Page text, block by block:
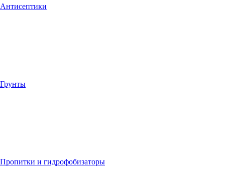
Антисептики
Грунты
Пропитки и гидрофобизаторы